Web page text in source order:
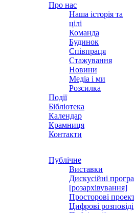
Про нас
Наша історія та
цілі
Команда
Будинок
Співпраця
Стажування
Новини
Медіа і ми
Розсилка
Події
Бібліотека
Календар
Крамниця
Контакти
Публічне
Виставки
Дискусійні
[розархівування]
Просторові
Цифрові розповіді